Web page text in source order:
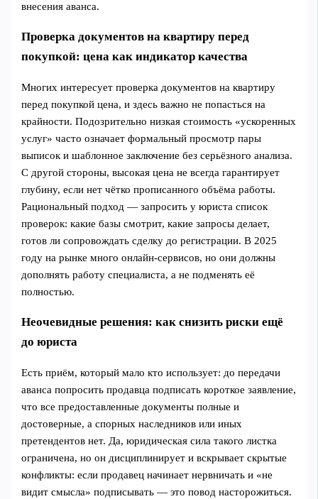
внесения аванса.
Проверка документов на квартиру перед
покупкой: цена как индикатор качества
Многих интересует проверка документов на квартиру
перед покупкой цена, и здесь важно не попасться на
крайности. Подозрительно низкая стоимость «ускоренных
услуг» часто означает формальный просмотр пары
выписок и шаблонное заключение без серьёзного анализа.
С другой стороны, высокая цена не всегда гарантирует
глубину, если нет чётко прописанного объёма работы.
Рациональный подход — запросить у юриста список
проверок: какие базы смотрит, какие запросы делает,
готов ли сопровождать сделку до регистрации. В 2025
году на рынке много онлайн-сервисов, но они должны
дополнять работу специалиста, а не подменять её
полностью.
Неочевидные решения: как снизить риски ещё
до юриста
Есть приём, который мало кто использует: до передачи
аванса попросить продавца подписать короткое заявление,
что все предоставленные документы полные и
достоверные, а спорных наследников или иных
претендентов нет. Да, юридическая сила такого листка
ограничена, но он дисциплинирует и вскрывает скрытые
конфликты: если продавец начинает нервничать и «не
видит смысла» подписывать — это повод насторожиться.